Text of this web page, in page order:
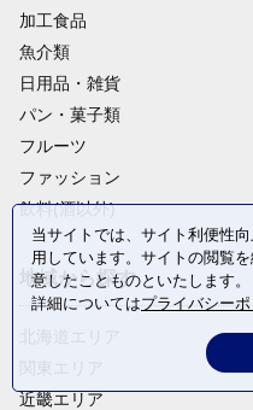
加工食品
魚介類
日用品・雑貨
パン・菓子類
フルーツ
ファッション
飲料(酒以外)
地域から探す
近畿エリア
当サイトでは、サイト利便性
用しています。サイトの閲覧
意したことものといたします。
詳細についてはプライバシー